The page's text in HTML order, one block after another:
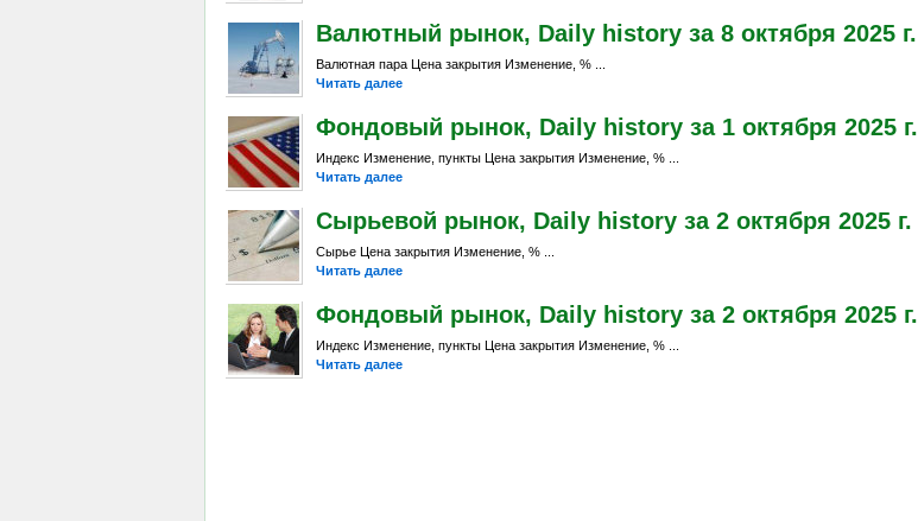
Валютный рынок, Daily history за 8 октября 2025 г.
Валютная пара Цена закрытия Изменение, % ...
Читать далее
Фондовый рынок, Daily history за 1 октября 2025 г.
Индекс Изменение, пункты Цена закрытия Изменение, % ...
Читать далее
Сырьевой рынок, Daily history за 2 октября 2025 г.
Сырье Цена закрытия Изменение, % ...
Читать далее
Фондовый рынок, Daily history за 2 октября 2025 г.
Индекс Изменение, пункты Цена закрытия Изменение, % ...
Читать далее